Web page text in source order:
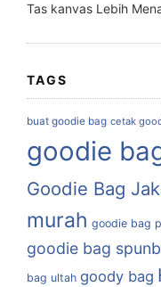
Tas kanvas Lebih
TAGS
buat goodie bag cetak
goodie
Goodie Bag
murah goodie bag
goodie bag
bag ultah goody bag